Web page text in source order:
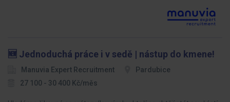
🆕 Jednoduchá práce i v sedě | nástup do kmene!
Manuvia Expert Recruitment
Pardubice
27 100 - 30 400 Kč/měs